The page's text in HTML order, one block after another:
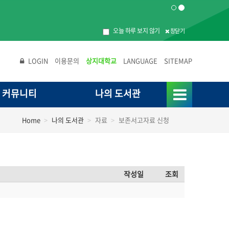
오늘 하루 보지 않기 창닫기
LOGIN 이용문의 상지대학교 LANGUAGE SITEMAP
커뮤니티 나의 도서관
Home 나의 도서관 자료 보존서고자료 신청
작성일 조회